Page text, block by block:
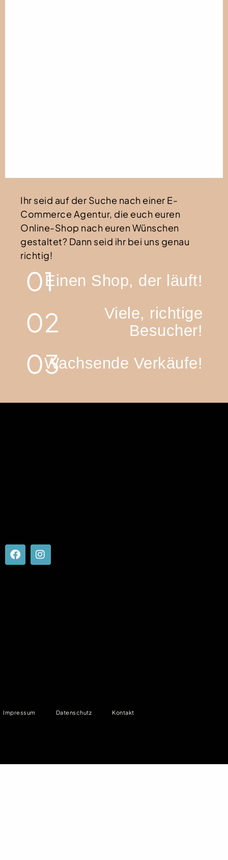
Ihr seid auf der Suche nach einer E-
Commerce Agentur, die euch euren
Online-Shop nach euren Wünschen
gestaltet? Dann seid ihr bei uns genau
richtig!
01Einen Shop, der läuft!
02
Viele, richtige
Besucher!
03Wachsende Verkäufe!
Impressum Datenschutz Kontakt